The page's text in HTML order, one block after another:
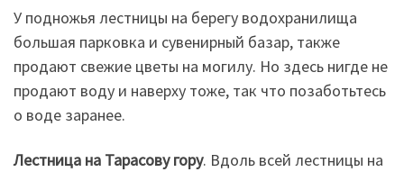
У подножья лестницы на берегу водохранилища
большая парковка и сувенирный базар, также
продают свежие цветы на могилу. Но здесь нигде не
продают воду и наверху тоже, так что позаботьтесь
о воде заранее.
Лестница на Тарасову гору. Вдоль всей лестницы на